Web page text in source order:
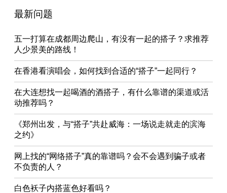
最新问题
五一打算在成都周边爬山，有没有一起的搭子？求推荐
人少景美的路线！
在香港看演唱会，如何找到合适的“搭子”一起同行？
在大连想找一起喝酒的酒搭子，有什么靠谱的渠道或活
动推荐吗？
《郑州出发，与“搭子”共赴威海：一场说走就走的滨海
之约》
网上找的“网络搭子”真的靠谱吗？会不会遇到骗子或者
不负责的人？
白色袄子内搭蓝色好看吗？